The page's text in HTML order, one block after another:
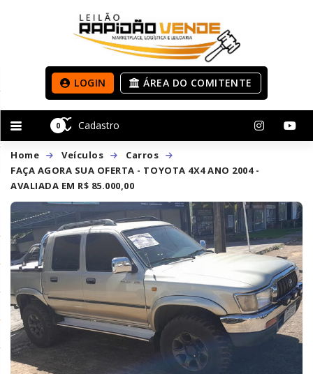
0 Cadastro
LOGIN ÁREA DO COMITENTE
Home Veículos
Carros
FAÇA AGORA SUA OFERTA - TOYOTA 4X4 ANO 2004 -
AVALIADA EM R$ 85.000,00